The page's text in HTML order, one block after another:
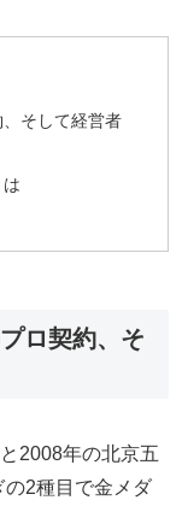
そして経営者
ロ契約、そ
2008年の北京五
2種目で金メダ